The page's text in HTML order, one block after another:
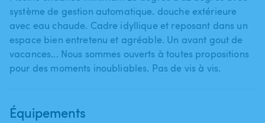
système de gestion automatique. douche extérieure
avec eau chaude. Cadre idyllique et reposant dans un
espace bien entretenu et agréable. Un avant gout de
vacances... Nous sommes ouverts à toutes propositions
pour des moments inoubliables. Pas de vis à vis.
Équipements